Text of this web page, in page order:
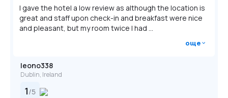
leono338
Dublin, Ireland
1/5
I gave the hotel a low review as although the location is
great and staff upon check-in and breakfast were nice
and pleasant, but my room twice I had ...
още